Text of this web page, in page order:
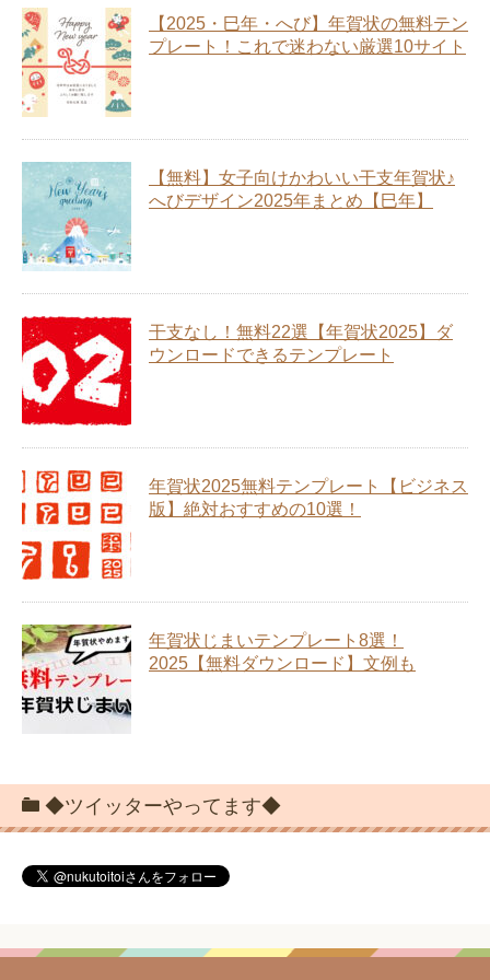
【2025・巳年・へび】年賀状の無料テン
プレート！これで迷わない厳選10サイト
【無料】女子向けかわいい干支年賀状♪
へびデザイン2025年まとめ【巳年】
干支なし！無料22選【年賀状2025】ダ
ウンロードできるテンプレート
年賀状2025無料テンプレート【ビジネス
版】絶対おすすめの10選！
年賀状じまいテンプレート8選！
2025【無料ダウンロード】文例も
◆ツイッターやってます◆